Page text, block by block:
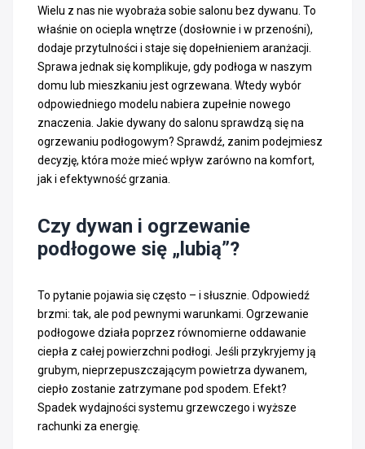
Wielu z nas nie wyobraża sobie salonu bez dywanu. To
właśnie on ociepla wnętrze (dosłownie i w przenośni),
dodaje przytulności i staje się dopełnieniem aranżacji.
Sprawa jednak się komplikuje, gdy podłoga w naszym
domu lub mieszkaniu jest ogrzewana. Wtedy wybór
odpowiedniego modelu nabiera zupełnie nowego
znaczenia. Jakie dywany do salonu sprawdzą się na
ogrzewaniu podłogowym? Sprawdź, zanim podejmiesz
decyzję, która może mieć wpływ zarówno na komfort,
jak i efektywność grzania.
Czy dywan i ogrzewanie
podłogowe się „lubią”?
To pytanie pojawia się często – i słusznie. Odpowiedź
brzmi: tak, ale pod pewnymi warunkami. Ogrzewanie
podłogowe działa poprzez równomierne oddawanie
ciepła z całej powierzchni podłogi. Jeśli przykryjemy ją
grubym, nieprzepuszczającym powietrza dywanem,
ciepło zostanie zatrzymane pod spodem. Efekt?
Spadek wydajności systemu grzewczego i wyższe
rachunki za energię.